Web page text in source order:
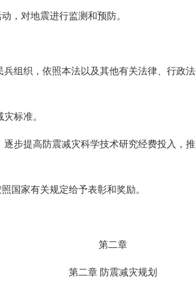
，对地震进行监测和预防。
组织，依照本法以及其他有关法律、行政
标准。
步提高防震减灾科学技术研究经费投入，
国家有关规定给予表彰和奖励。
第二章
第二章 防震减灾规划